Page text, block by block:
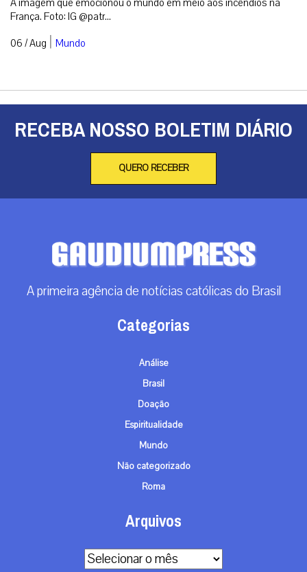
A imagem que emocionou o mundo em meio aos incêndios na
França. Foto: IG @patr...
06 / Aug | Mundo
RECEBA NOSSO BOLETIM DIÁRIO
QUERO RECEBER
A primeira agência de notícias católicas do Brasil
Categorias
Análise
Brasil
Doação
Espiritualidade
Mundo
Não categorizado
Roma
Arquivos
Arquivos